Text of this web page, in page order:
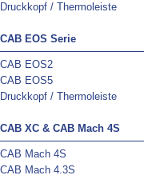
Druckkopf / Thermoleiste
CAB EOS Serie
CAB EOS2
CAB EOS5
Druckkopf / Thermoleiste
CAB XC & CAB Mach 4S
CAB Mach 4S
CAB Mach 4.3S